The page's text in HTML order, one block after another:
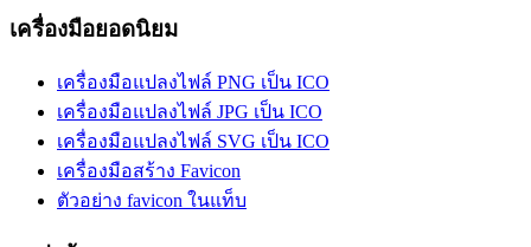
เครื่องมือยอดนิยม
เครื่องมือแปลงไฟล์ PNG เป็น ICO
เครื่องมือแปลงไฟล์ JPG เป็น ICO
เครื่องมือแปลงไฟล์ SVG เป็น ICO
เครื่องมือสร้าง Favicon
ตัวอย่าง favicon ในแท็บ